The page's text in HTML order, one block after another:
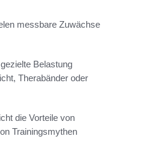
messbare Zuwächse
Belastung
Therabänder oder
die Vorteile von
Trainingsmythen